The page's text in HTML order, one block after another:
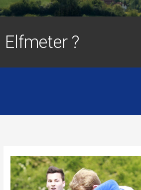
Elfmeter ?